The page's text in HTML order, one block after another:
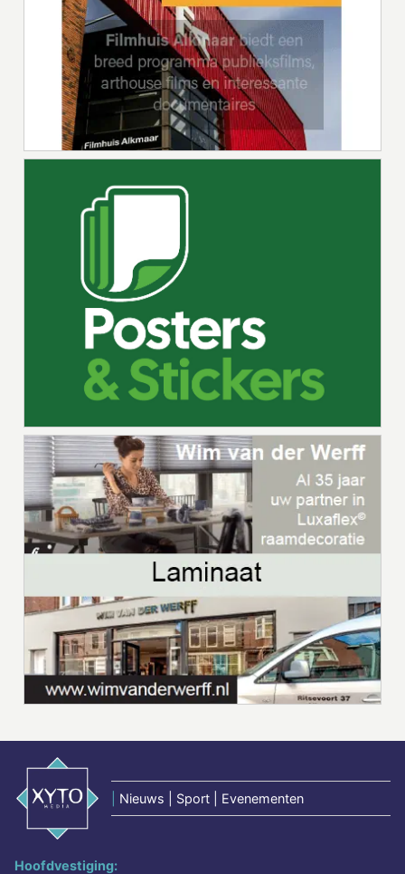
Nieuws | Sport | Evenementen
Hoofdvestiging: